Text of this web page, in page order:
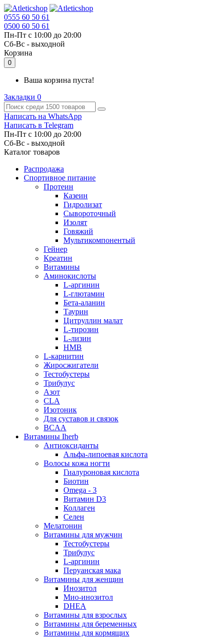
0555 60 50 61
0500 60 50 61
Пн-Пт с 10:00 до 20:00
Cб-Вс - выходной
Корзина
0
Ваша корзина пуста!
Закладки 0
Написать на WhatsApp
Написать в Telegram
Пн-Пт с 10:00 до 20:00
Cб-Вс - выходной
Каталог товаров
Распродажа
Спортивное питание
Протеин
Казеин
Гидролизат
Сывороточный
Изолят
Говяжий
Мультикомпонентый
Гейнер
Креатин
Витамины
Аминокислоты
L-аргинин
L-глютамин
Бета-аланин
Таурин
Цитруллин малат
L-тирозин
L-лизин
HMB
L-карнитин
Жиросжигатели
Тестобустеры
Трибулус
Азот
CLA
Изотоник
Для суставов и связок
BCAA
Витамины Iherb
Антиоксиданты
Альфа-липоевая кислота
Волосы кожа ногти
Гиалуроновая кислота
Биотин
Omega - 3
Витамин D3
Коллаген
Селен
Мелатонин
Витамины для мужчин
Тестобустеры
Трибулус
L-аргинин
Перуанская мака
Витамины для женщин
Инозитол
Мио-инозитол
DHEA
Витамины для взрослых
Витамины для беременных
Витамины для кормящих